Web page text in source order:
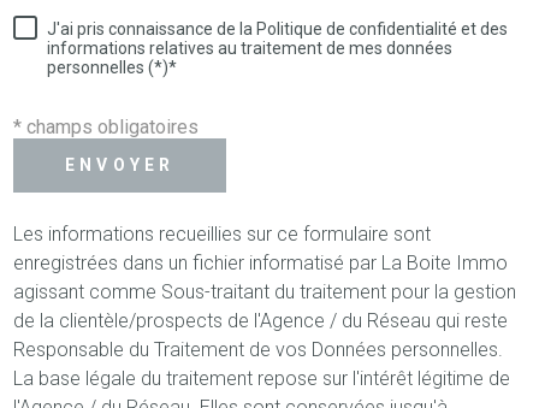
J'ai pris connaissance de la Politique de confidentialité et des
informations relatives au traitement de mes données
personnelles (*)*
* champs obligatoires
ENVOYER
Les informations recueillies sur ce formulaire sont
enregistrées dans un fichier informatisé par La Boite Immo
agissant comme Sous-traitant du traitement pour la gestion
de la clientèle/prospects de l'Agence / du Réseau qui reste
Responsable du Traitement de vos Données personnelles.
La base légale du traitement repose sur l'intérêt légitime de